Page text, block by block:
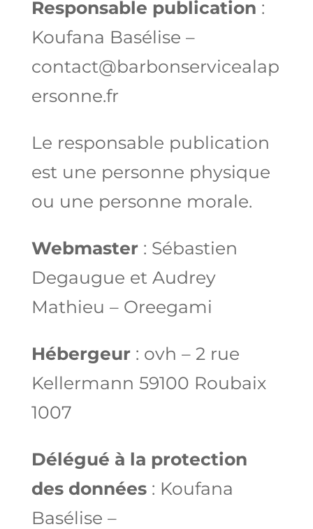
Responsable publication :
Koufana Basélise –
contact@barbonservicealap
ersonne.fr
Le responsable publication
est une personne physique
ou une personne morale.
Webmaster: Sébastien
Degaugue et Audrey
Mathieu – Oreegami
Hébergeur: ovh – 2 rue
Kellermann 59100 Roubaix
1007
Délégué à la protection
des données: Koufana
Basélise –